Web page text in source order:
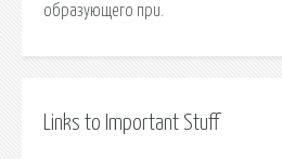
образующего при.
Links to Important Stuff